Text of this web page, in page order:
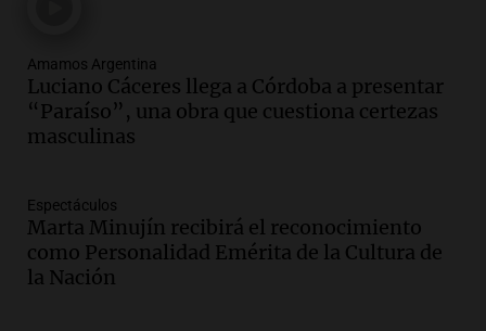
Audio.Familiares de Lautaro Britos
convocan marcha por justicia tras su
trágica muerte en Villa Mercedes
Audio.
Reparaciones en acueducto
Novalí finalizan y se normaliza el
suministro de agua en San Luis
Panorama Federal
Amamos Argentina
Luciano Cáceres llega a Córdoba a presentar
“Paraíso”, una obra que cuestiona certezas
masculinas
Espectáculos
Marta Minujín recibirá el reconocimiento
como Personalidad Emérita de la Cultura de
la Nación